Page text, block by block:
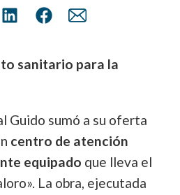
sanitario para la
Guido sumó a su oferta
centro de atención
equipado que lleva el
La obra, ejecutada